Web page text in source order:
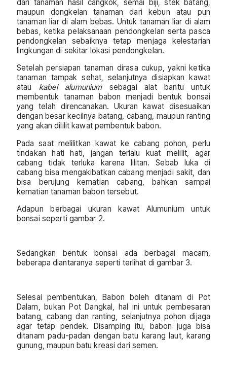
dari tanaman hasil cangkok, semai biji, stek batang,
maupun dongkelan tanaman dari kebun atau pun
tanaman liar di alam bebas. Untuk tanaman liar di alam
bebas, ketika pelaksanaan pendongkelan serta pasca
pendongkelan sebaiknya tetap menjaga kelestarian
lingkungan di sekitar lokasi pendongkelan.
Setelah persiapan tanaman dirasa cukup, yakni ketika
tanaman tampak sehat, selanjutnya disiapkan kawat
atau kabel alumunium sebagai alat bantu untuk
membentuk tanaman babon menjadi bentuk bonsai
yang telah direncanakan. Ukuran kawat disesuaikan
dengan besar kecilnya batang, cabang, maupun ranting
yang akan dililit kawat pembentuk babon.
Pada saat melilitkan kawat ke cabang pohon, perlu
tindakan hati hati, jangan terlalu kuat melilit, agar
cabang tidak terluka karena lilitan. Sebab luka di
cabang bisa mengakibatkan cabang menjadi sakit, dan
bisa berujung kematian cabang, bahkan sampai
kematian tanaman babon tersebut.
Adapun berbagai ukuran kawat Alumunium untuk
bonsai seperti gambar 2.
Sedangkan bentuk bonsai ada berbagai macam,
beberapa diantaranya seperti terlihat di gambar 3.
Selesai pembentukan, Babon boleh ditanam di Pot
Dalam, bukan Pot Dangkal, hal ini untuk pembesaran
batang, cabang dan ranting, selanjutnya pohon dijaga
agar tetap pendek. Disamping itu, babon juga bisa
ditanam padu-padan dengan batu karang laut, karang
gunung, maupun batu kreasi dari semen.